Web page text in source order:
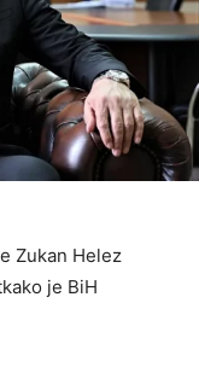
Zukan Helez
je BiH